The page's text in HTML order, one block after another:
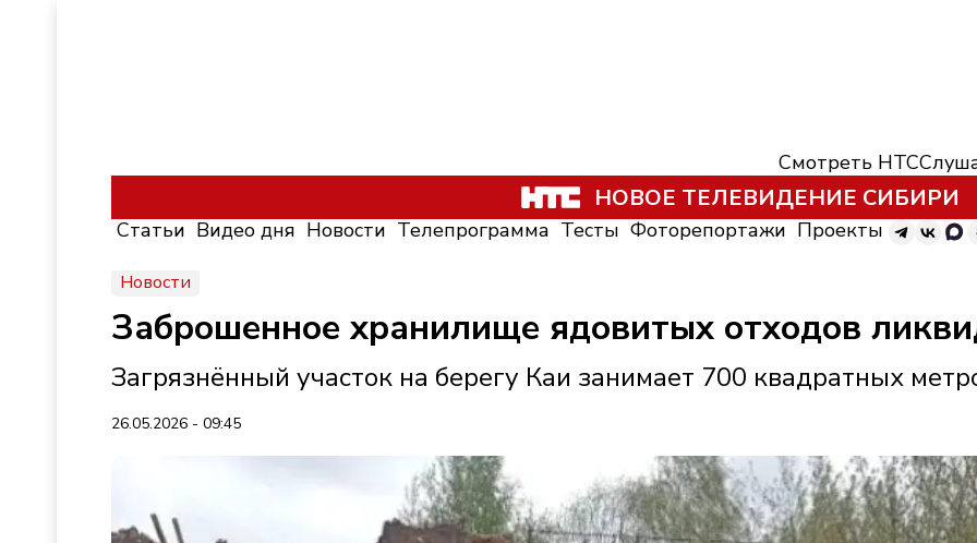
Смотреть НТС
НОВОЕ ТЕЛЕВИДЕНИЕ СИБИРИ
Статьи Видео дня Новости Телепрограмма Тесты Фоторепортажи Проекты
Новости
Заброшенное хранилище ядовитых отходов
Загрязнённый участок на берегу Каи занимает 700 квадратных
26.05.2026 - 09:45